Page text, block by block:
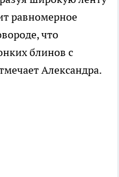
равномерное
что
блинов с
Александра.